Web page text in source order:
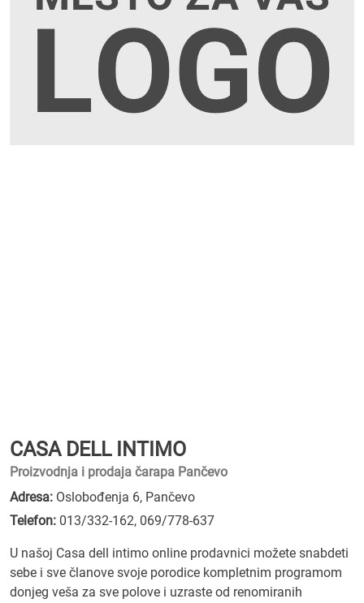
CASA DELL INTIMO
Proizvodnja i prodaja čarapa Pančevo
Adresa: Oslobođenja 6, Pančevo
Telefon: 013/332-162, 069/778-637
U našoj Casa dell intimo online prodavnici možete snabdeti
sebe i sve članove svoje porodice kompletnim programom
donjeg veša za sve polove i uzraste od renomiranih